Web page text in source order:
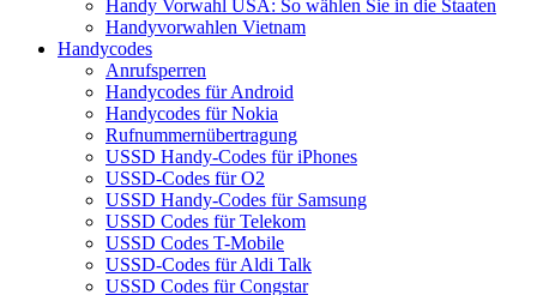
Handy Vorwahl USA: So wählen Sie in die Staaten
Handyvorwahlen Vietnam
Handycodes
Anrufsperren
Handycodes für Android
Handycodes für Nokia
Rufnummernübertragung
USSD Handy-Codes für iPhones
USSD-Codes für O2
USSD Handy-Codes für Samsung
USSD Codes für Telekom
USSD Codes T-Mobile
USSD-Codes für Aldi Talk
USSD Codes für Congstar